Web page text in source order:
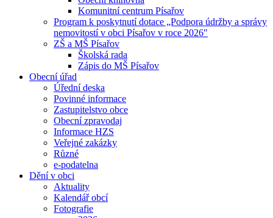
Komunitní centrum Písařov
Program k poskytnutí dotace „Podpora údržby a správy
nemovitostí v obci Písařov v roce 2026"
ZŠ a MŠ Písařov
Školská rada
Zápis do MŠ Písařov
Obecní úřad
Úřední deska
Povinné informace
Zastupitelstvo obce
Obecní zpravodaj
Informace HZS
Veřejné zakázky
Různé
e-podatelna
Dění v obci
Aktuality
Kalendář obcí
Fotografie